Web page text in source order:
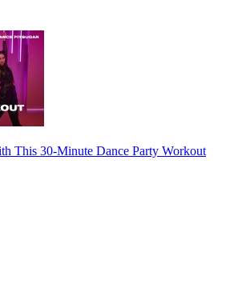
This 30-Minute Dance Party Workout